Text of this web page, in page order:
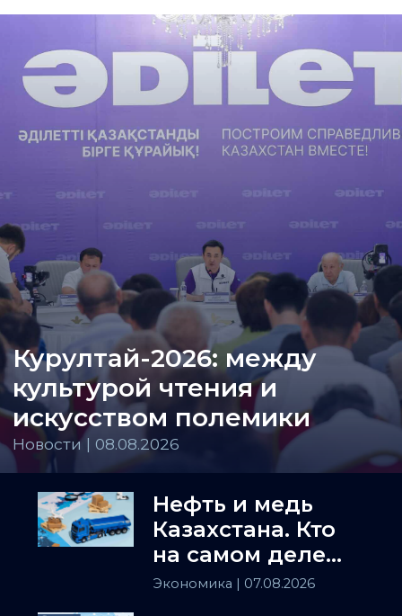
Курултай-2026: между
культурой чтения и
искусством полемики
Новости | 08.08.2026
Нефть и медь
Казахстана. Кто
на самом деле
держит
Экономика | 07.08.2026